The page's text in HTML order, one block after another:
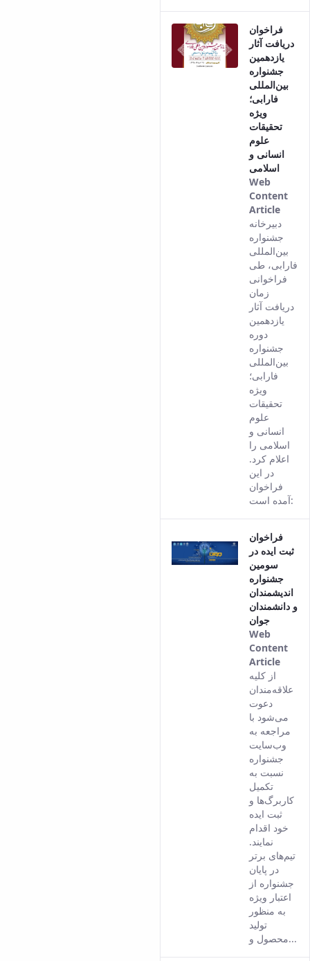
فراخوان
دریافت آثار
یازدهمین
جشنواره
بین‌المللی
فارابی؛
ویژه
تحقیقات
علوم
انسانی و
اسلامی
Web
Content
Article
from
the
of
دبیرخانه
جشنواره
بین‌المللی
فارابی، طی
فراخوانی
زمان
دریافت آثار
یازدهمین
دوره
جشنواره
بین‌المللی
فارابی؛
ویژه
تحقیقات
علوم
انسانی و
اسلامی را
اعلام کرد.
در این
فراخوان
آمده است:
فراخوان
ثبت ایده در
سومین
جشنواره
اندیشمندان
و دانشمندان
جوان
Web
Content
Article
result
از کلیه
علاقه‌مندان
دعوت
می‌شود با
مراجعه به
وب‌سایت
جشنواره
نسبت به
تکمیل
کاربرگ‌ها و
ثبت ایده
خود اقدام
نمایند.
تیم‌های برتر
در پایان
جشنواره از
اعتبار ویژه
به منظور
تولید
محصول و...